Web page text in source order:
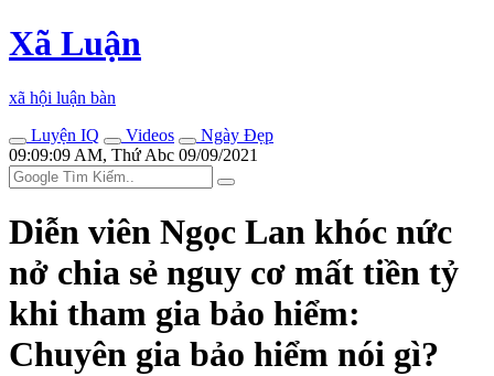
Xã Luận
xã hội luận bàn
Luyện IQ
Videos
Ngày Đẹp
09:09:09 AM, Thứ Abc 09/09/2021
Diễn viên Ngọc Lan khóc nức
nở chia sẻ nguy cơ mất tiền tỷ
khi tham gia bảo hiểm:
Chuyên gia bảo hiểm nói gì?